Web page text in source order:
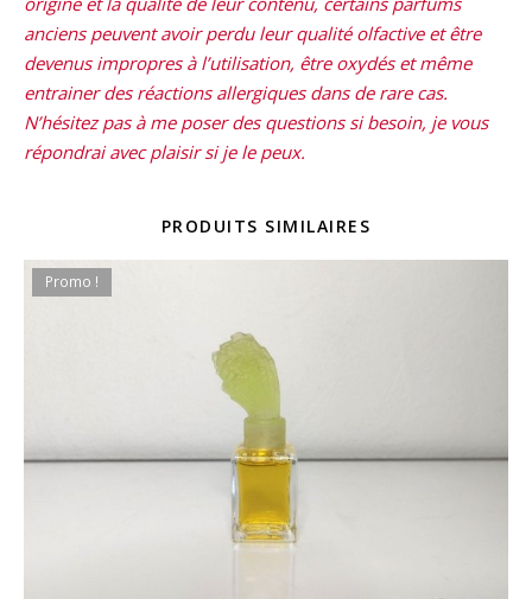
anciens peuvent avoir perdu leur qualité olfactive et être
devenus impropres à l’utilisation, être oxydés et même
entrainer des réactions allergiques dans de rare cas.
N’hésitez pas à me poser des questions si besoin, je vous
répondrai avec plaisir si je le peux.
PRODUITS SIMILAIRES
Promo !